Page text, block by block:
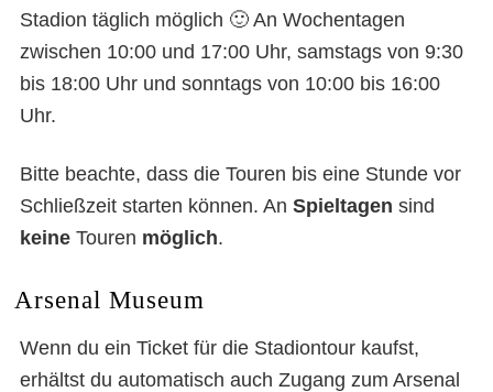
Stadion täglich möglich 🙂 An Wochentagen
zwischen 10:00 und 17:00 Uhr, samstags von 9:30
bis 18:00 Uhr und sonntags von 10:00 bis 16:00
Uhr.
Bitte beachte, dass die Touren bis eine Stunde vor
Schließzeit starten können. An Spieltagen sind
keine Touren möglich.
Arsenal Museum
Wenn du ein Ticket für die Stadiontour kaufst,
erhältst du automatisch auch Zugang zum Arsenal